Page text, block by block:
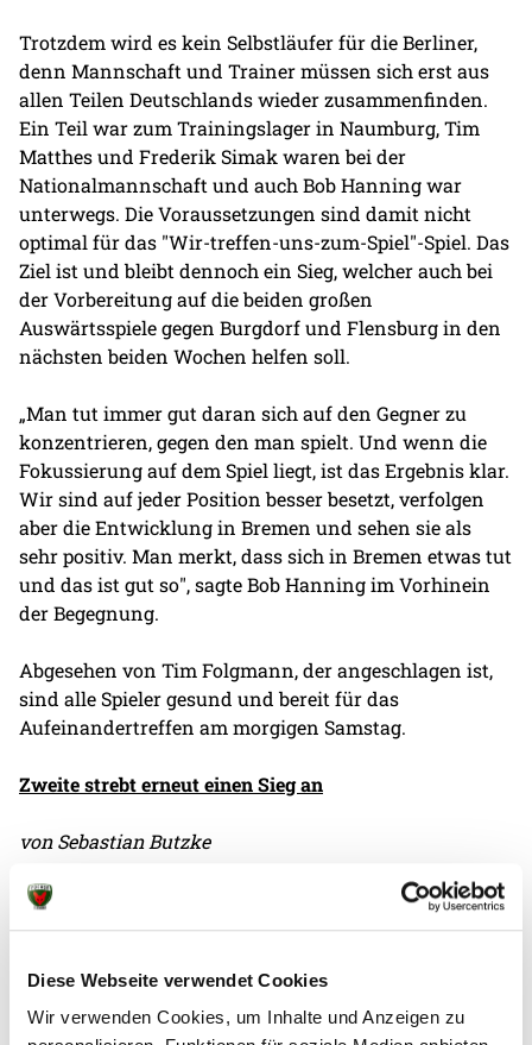
Diese Webseite verwendet Cookies
Wir verwenden Cookies, um Inhalte und Anzeigen zu
Trotzdem wird es kein Selbstläufer für die Berliner,
denn Mannschaft und Trainer müssen sich erst aus
allen Teilen Deutschlands wieder zusammenfinden.
Ein Teil war zum Trainingslager in Naumburg, Tim
Matthes und Frederik Simak waren bei der
Nationalmannschaft und auch Bob Hanning war
unterwegs. Die Voraussetzungen sind damit nicht
optimal für das "Wir-treffen-uns-zum-Spiel"-Spiel. Das
Ziel ist und bleibt dennoch ein Sieg, welcher auch bei
der Vorbereitung auf die beiden großen
Auswärtsspiele gegen Burgdorf und Flensburg in den
nächsten beiden Wochen helfen soll.
„Man tut immer gut daran sich auf den Gegner zu
konzentrieren, gegen den man spielt. Und wenn die
Fokussierung auf dem Spiel liegt, ist das Ergebnis klar.
Wir sind auf jeder Position besser besetzt, verfolgen
aber die Entwicklung in Bremen und sehen sie als
sehr positiv. Man merkt, dass sich in Bremen etwas tut
und das ist gut so", sagte Bob Hanning im Vorhinein
der Begegnung.
Abgesehen von Tim Folgmann, der angeschlagen ist,
sind alle Spieler gesund und bereit für das
Aufeinandertreffen am morgigen Samstag.
Zweite strebt erneut einen Sieg an
von Sebastian Butzke
Ein spielfreies Wochenende liegt hinter uns - der ein
oder andere könnte denken, dass damit auch zwei
Fehlanzeige: Zwar waren uns die ersten beiden Tage
als kleine Erholungspause vergönnt, jedoch folgten